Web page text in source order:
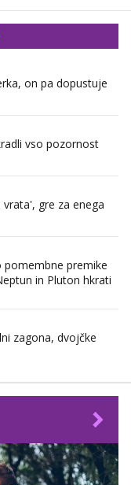
on pa dopustuje
vso pozornost
gre za enega
pomembne premike
in Pluton hkrati
zagona, dvojčke